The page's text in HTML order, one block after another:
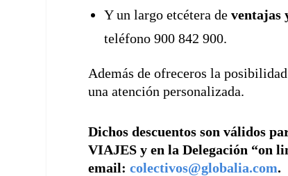
Y un largo etcétera deventajas
teléfono 900 842 900.
Además de ofreceros la
una atención personalizada.
Dichos descuentos son válidos
VIAJES y en la Delegación “on
email:colectivos@globalia.com.